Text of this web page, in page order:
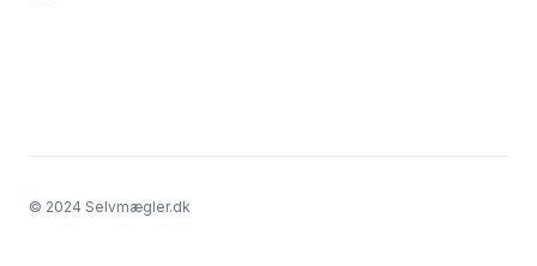
© 2024 Selvmægler.dk